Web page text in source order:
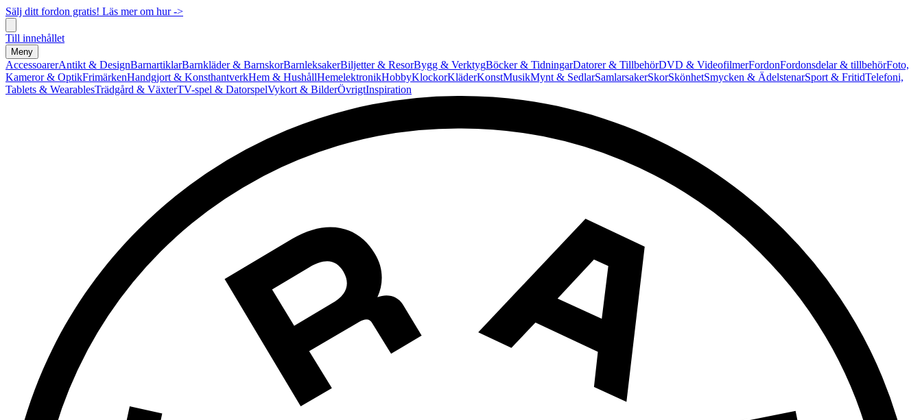
Sälj ditt fordon gratis! Läs mer om hur ->
Till innehållet
Meny
AccessoarerAntikt & DesignBarnartiklarBarnkläder & BarnskorBarnleksakerBiljetter & ResorBygg & VerktygBöcker & TidningarDatorer & TillbehörDVD & VideofilmerFordonFordonsdelar & tillbehörFoto,
Kameror & OptikFrimärkenHandgjort & KonsthantverkHem & HushållHemelektronikHobbyKlockorKläderKonstMusikMynt & SedlarSamlarsakerSkorSkönhetSmycken & ÄdelstenarSport & FritidTelefoni,
Tablets & WearablesTrädgård & VäxterTV-spel & DatorspelVykort & BilderÖvrigtInspiration